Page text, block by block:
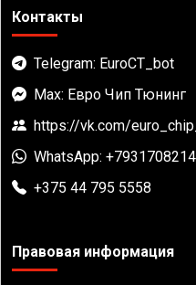
Контакты
Telegram: EuroCT_bot
Max: Евро Чип Тюнинг
https://vk.com/
WhatsApp:
+375 44 795 5558
Правовая информация